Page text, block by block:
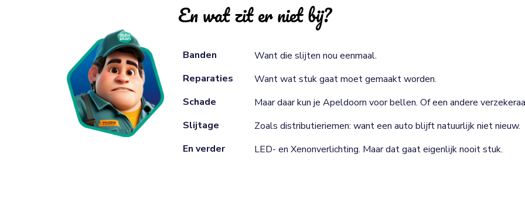
En wat zit er niet bij?
Banden
Want die slijten nou eenmaal.
Reparaties
Want wat stuk gaat moet gemaakt worden.
Schade
Maar daar kun je Apeldoorn voor bellen. Of een andere
Slijtage
Zoals distributieriemen: want een auto blijft natuurlijk niet nieuw.
En verder
LED- en Xenonverlichting. Maar dat gaat eigenlijk nooit stuk.